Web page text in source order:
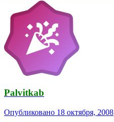
Palvitkab
Опубликовано 18 октября, 2008